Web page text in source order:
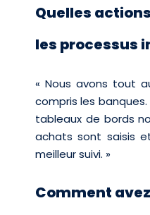
Quelles
les processus
« Nous avons tout
compris les
tableaux de bords
achats sont saisis
meilleur suivi. »
Comment